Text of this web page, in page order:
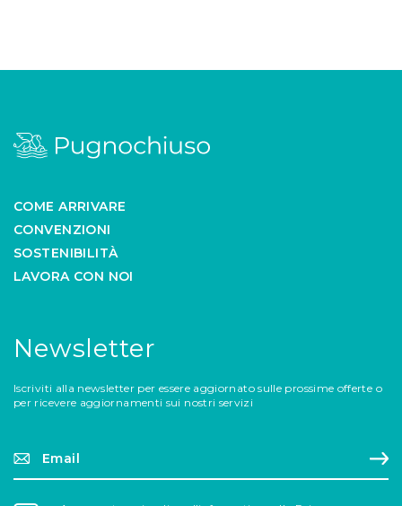
COME ARRIVARE
CONVENZIONI
SOSTENIBILITÀ
LAVORA CON NOI
Newsletter
Iscriviti alla newsletter per essere aggiornato sulle prossime offerte o
per ricevere aggiornamenti sui nostri servizi